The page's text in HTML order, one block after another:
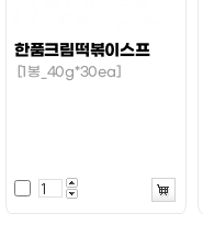
한품크림떡볶이스프
[1봉_40g*30ea]